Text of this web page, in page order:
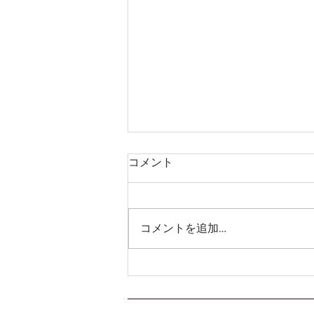
3人でノックアウトされてき
の余韻〜が抜けない31期のひろで
す！ 土日はクリスマスでしたが
ラ🍰に行き、全員気分が悪くなる
コメント
コメントを追加…